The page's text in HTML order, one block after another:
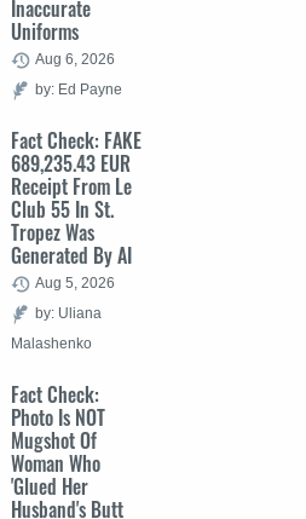
Inaccurate
Uniforms
Aug 6, 2026
by: Ed Payne
Fact Check: FAKE
689,235.43 EUR
Receipt From Le
Club 55 In St.
Tropez Was
Generated By AI
Aug 5, 2026
by: Uliana
Malashenko
Fact Check:
Photo Is NOT
Mugshot Of
Woman Who
'Glued Her
Husband's Butt